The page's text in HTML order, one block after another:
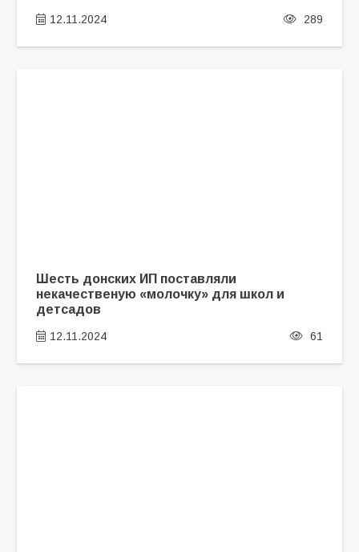
12.11.2024 289
Шесть донских ИП поставляли
некачественую «молочку» для школ и
детсадов
12.11.2024 61